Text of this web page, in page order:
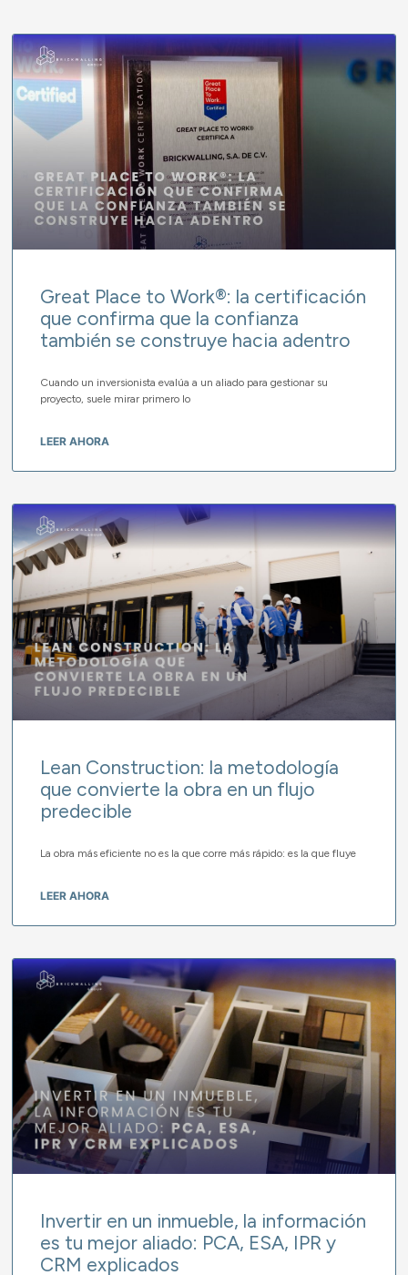
Great Place to Work®: la certificación
que confirma que la confianza
también se construye hacia adentro
Cuando un inversionista evalúa a un aliado para gestionar su
proyecto, suele mirar primero lo
LEER AHORA
Lean Construction: la metodología
que convierte la obra en un flujo
predecible
La obra más eficiente no es la que corre más rápido: es la que fluye
LEER AHORA
Invertir en un inmueble, la información
es tu mejor aliado: PCA, ESA, IPR y
CRM explicados